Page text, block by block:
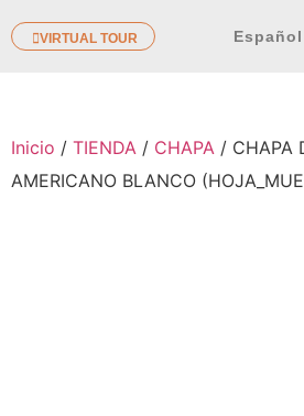
VIRTUAL TOUR Español
Inicio / TIENDA / CHAPA / CHAPA
AMERICANO BLANCO